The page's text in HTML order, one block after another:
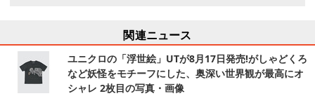
関連ニュース
ユニクロの「浮世絵」UTが8月17日発売!がしゃどくろ
など妖怪をモチーフにした、奥深い世界観が最高にオ
シャレ 2枚目の写真・画像